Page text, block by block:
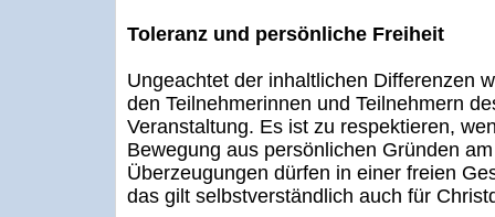
Toleranz und persönliche Freiheit
Ungeachtet der inhaltlichen Differenzen
den Teilnehmerinnen und Teilnehmern
Veranstaltung. Es ist zu respektieren,
Bewegung aus persönlichen Gründen
Überzeugungen dürfen in einer freien
das gilt selbstverständlich auch für